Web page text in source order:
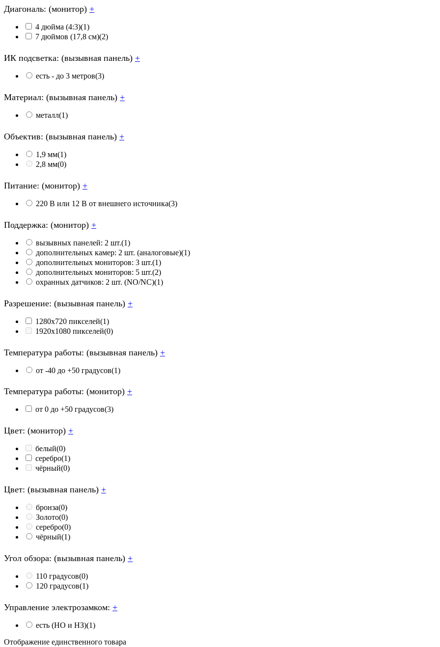
Диагональ: (монитор) +
4 дюйма (4:3)(1)
7 дюймов (17,8 см)(2)
ИК подсветка: (вызывная панель) +
есть - до 3 метров(3)
Материал: (вызывная панель) +
металл(1)
Объектив: (вызывная панель) +
1,9 мм(1)
2,8 мм(0)
Питание: (монитор) +
220 В или 12 В от внешнего источника(3)
Поддержка: (монитор) +
вызывных панелей: 2 шт.(1)
дополнительных камер: 2 шт. (аналоговые)(1)
дополнительных мониторов: 3 шт.(1)
дополнительных мониторов: 5 шт.(2)
охранных датчиков: 2 шт. (NO/NC)(1)
Разрешение: (вызывная панель) +
1280х720 пикселей(1)
1920х1080 пикселей(0)
Температура работы: (вызывная панель) +
от -40 до +50 градусов(1)
Температура работы: (монитор) +
от 0 до +50 градусов(3)
Цвет: (монитор) +
белый(0)
серебро(1)
чёрный(0)
Цвет: (вызывная панель) +
бронза(0)
Золото(0)
серебро(0)
чёрный(1)
Угол обзора: (вызывная панель) +
110 градусов(0)
120 градусов(1)
Управление электрозамком: +
есть (НО и НЗ)(1)
Отображение единственного товара